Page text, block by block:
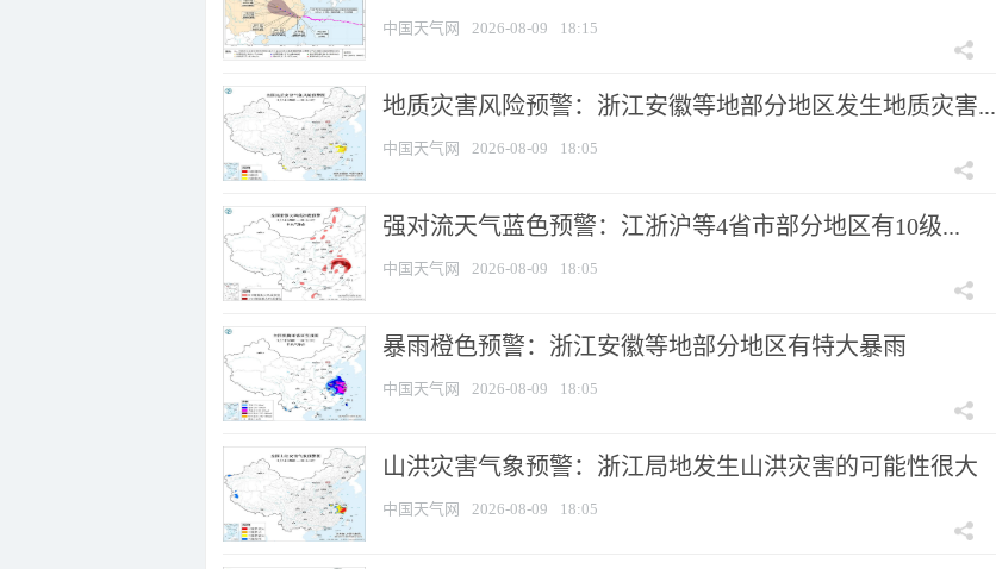
中国天气网 2026-08-09 18:15
地质灾害风险预警：浙江安徽等地部分地区发生地质灾害...
中国天气网 2026-08-09 18:05
强对流天气蓝色预警：江浙沪等4省市部分地区有10级...
中国天气网 2026-08-09 18:05
暴雨橙色预警：浙江安徽等地部分地区有特大暴雨
中国天气网 2026-08-09 18:05
山洪灾害气象预警：浙江局地发生山洪灾害的可能性很大
中国天气网 2026-08-09 18:05